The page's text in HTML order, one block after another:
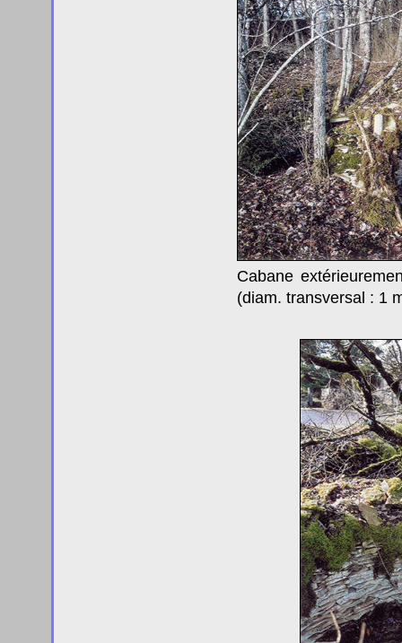
Cabane
(diam. transversal : 1